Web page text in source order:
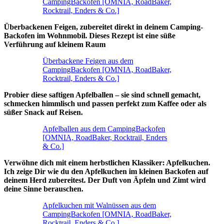
CampingBackofen [OMNIA, RoadBaker,
Rocktrail, Enders & Co.]
Überbackenen Feigen, zubereitet direkt in deinem Camping-
Backofen im Wohnmobil. Dieses Rezept ist eine süße
Verführung auf kleinem Raum
Überbackene Feigen aus dem
CampingBackofen [OMNIA, RoadBaker,
Rocktrail, Enders & Co.]
Probier diese saftigen Apfelballen – sie sind schnell gemacht,
schmecken himmlisch und passen perfekt zum Kaffee oder als
süßer Snack auf Reisen.
Apfelballen aus dem CampingBackofen
[OMNIA, RoadBaker, Rocktrail, Enders
& Co.]
Verwöhne dich mit einem herbstlichen Klassiker: Apfelkuchen.
Ich zeige Dir wie du den Apfelkuchen im kleinen Backofen auf
deinem Herd zubereitest. Der Duft von Äpfeln und Zimt wird
deine Sinne berauschen.
Apfelkuchen mit Walnüssen aus dem
CampingBackofen [OMNIA, RoadBaker,